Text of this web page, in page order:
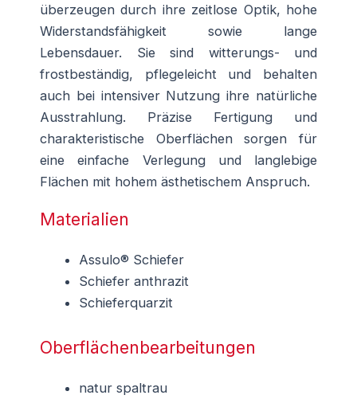
überzeugen durch ihre zeitlose Optik, hohe
Widerstandsfähigkeit sowie lange
Lebensdauer. Sie sind witterungs- und
frostbeständig, pflegeleicht und behalten
auch bei intensiver Nutzung ihre natürliche
Ausstrahlung. Präzise Fertigung und
charakteristische Oberflächen sorgen für
eine einfache Verlegung und langlebige
Flächen mit hohem ästhetischem Anspruch.
Materialien
Assulo® Schiefer
Schiefer anthrazit
Schieferquarzit
Oberflächenbearbeitungen
natur spaltrau